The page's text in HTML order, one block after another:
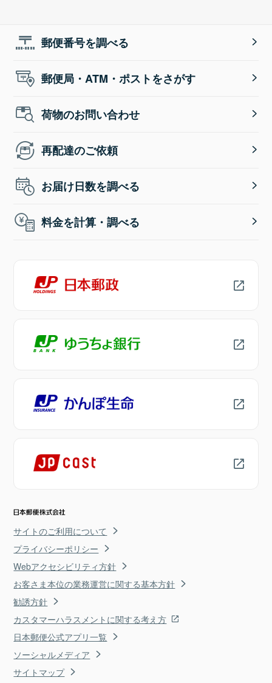
郵便番号を調べる
郵便局・ATM・ポストをさがす
荷物のお問い合わせ
再配達のご依頼
お届け日数を調べる
料金を計算・調べる
サイトのご利用について
プライバシーポリシー
Webアクセシビリティ方針
お客さま本位の業務運営に関する基本方針
勧誘方針
カスタマーハラスメントに関する考え方
日本郵便公式アプリ一覧
ソーシャルメディア
サイトマップ